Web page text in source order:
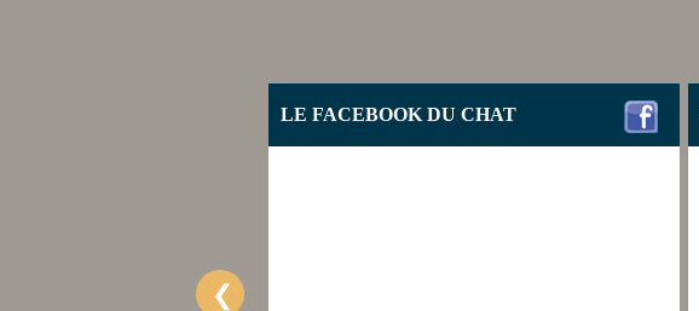
LE FACEBOOK DU CHAT
❮